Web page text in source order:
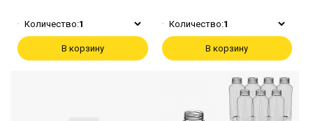
Количество:1
В корзину
Количество:1
В корзину